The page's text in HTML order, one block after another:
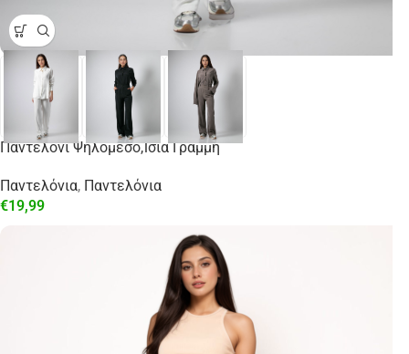
Παντελόνι Ψηλόμεσο,Ίσια Γραμμή
Παντελόνια, Παντελόνια
€19,99